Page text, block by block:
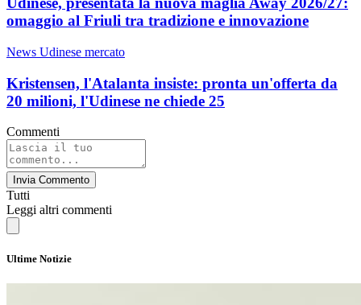
omaggio al Friuli tra tradizione e innovazione
News Udinese mercato
Kristensen, l'Atalanta insiste: pronta un'offerta da
20 milioni, l'Udinese ne chiede 25
Commenti
Invia Commento
Tutti
Leggi altri commenti
Ultime Notizie